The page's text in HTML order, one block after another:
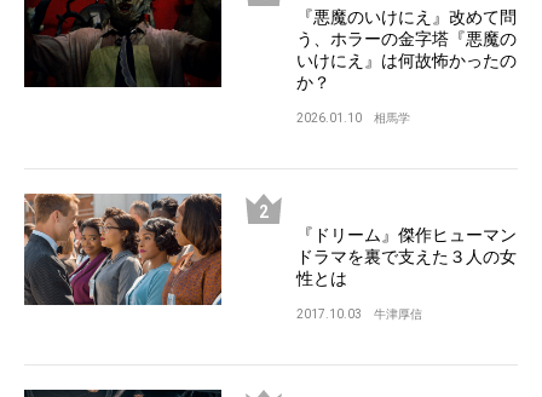
『悪魔のいけにえ』改めて問
う、ホラーの金字塔『悪魔の
いけにえ』は何故怖かったの
か？
2026.01.10 相馬学
『ドリーム』傑作ヒューマン
ドラマを裏で支えた３人の女
性とは
2017.10.03 牛津厚信